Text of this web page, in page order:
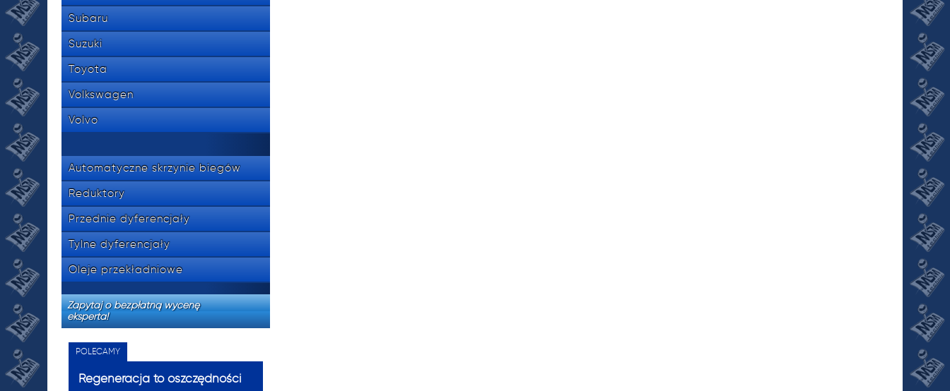
Subaru
Suzuki
Toyota
Volkswagen
Volvo
Automatyczne skrzynie biegów
Reduktory
Przednie dyferencjały
Tylne dyferencjały
Oleje przekładniowe
Zapytaj o bezpłatną wycenę
eksperta!
POLECAMY
Regeneracja to oszczędności